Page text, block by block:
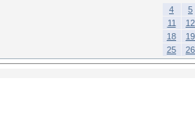
4
5
11
12
18
19
25
26